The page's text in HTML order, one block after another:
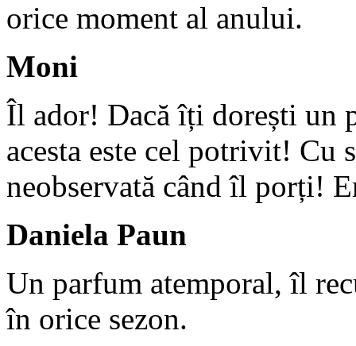
orice moment al anului.
Moni
Îl ador! Dacă îți dorești un
acesta este cel potrivit! Cu
neobservată când îl porți!
Daniela Paun
Un parfum atemporal, îl
în orice sezon.